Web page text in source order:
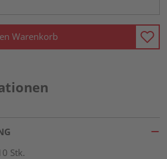
Warenkorb
Stk.